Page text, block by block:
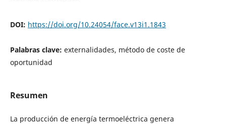
DOI: https://doi.org/10.24054/face.v13i1.1843
Palabras clave: externalidades, método de coste de
oportunidad
Resumen
La producción de energía termoeléctrica genera